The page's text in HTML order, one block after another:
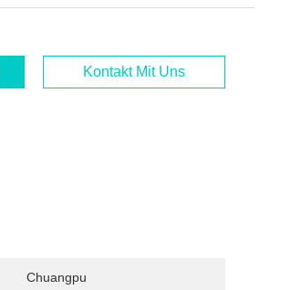
Kontakt Mit Uns
Chuangpu